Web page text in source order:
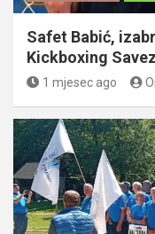
Safet Babić,
Kickboxing
1 mjesec ago